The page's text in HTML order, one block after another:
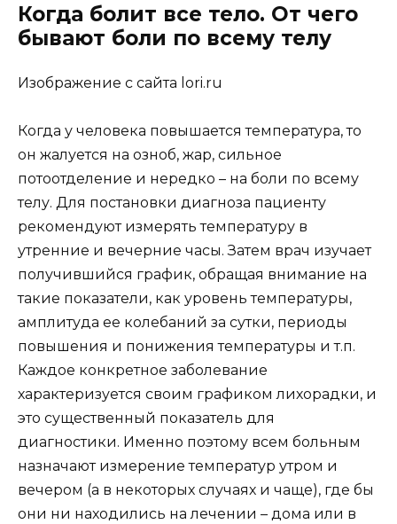
Когда болит все тело. От чего
бывают боли по всему телу
Изображение с сайта lori.ru
Когда у человека повышается температура, то
он жалуется на озноб, жар, сильное
потоотделение и нередко – на боли по всему
телу. Для постановки диагноза пациенту
рекомендуют измерять температуру в
утренние и вечерние часы. Затем врач изучает
получившийся график, обращая внимание на
такие показатели, как уровень температуры,
амплитуда ее колебаний за сутки, периоды
повышения и понижения температуры и т.п.
Каждое конкретное заболевание
характеризуется своим графиком лихорадки, и
это существенный показатель для
диагностики. Именно поэтому всем больным
назначают измерение температур утром и
вечером (а в некоторых случаях и чаще), где бы
они ни находились на лечении – дома или в